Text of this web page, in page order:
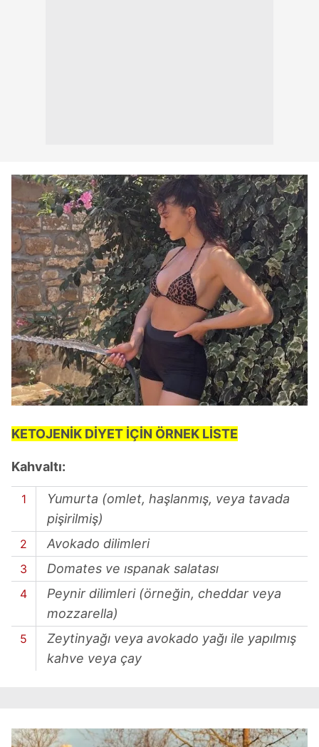
KETOJENİK DİYET İÇİN ÖRNEK LİSTE
Kahvaltı:
Yumurta (omlet, haşlanmış, veya tavada
pişirilmiş)
Avokado dilimleri
Domates ve ıspanak salatası
Peynir dilimleri (örneğin, cheddar veya
mozzarella)
Zeytinyağı veya avokado yağı ile yapılmış
kahve veya çay